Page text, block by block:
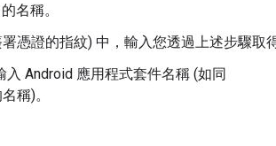
名稱。
憑證的指紋) 中，輸入您透過上述步驟取
入 Android 應用程式套件名稱 (如同
稱)。